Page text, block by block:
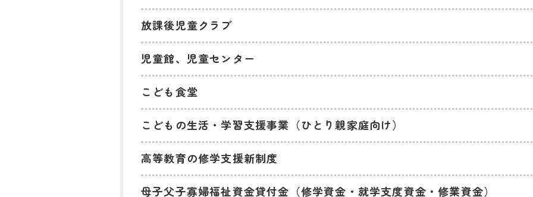
放課後児童クラブ
児童館、児童センター
こども食堂
こどもの生活・学習支援事業（ひとり親家庭向け）
高等教育の修学支援新制度
母子父子寡婦福祉資金貸付金（修学資金・就学支度資金・修業資金）